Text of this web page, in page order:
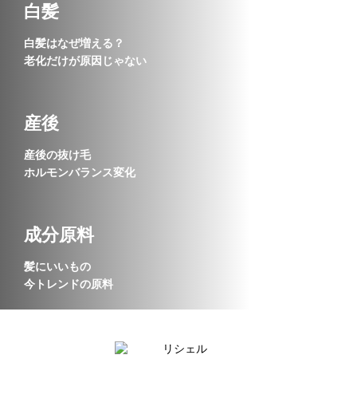
白髪
白髪はなぜ増える？
老化だけが原因じゃない
産後
産後の抜け毛
ホルモンバランス変化
成分原料
髪にいいもの
今トレンドの原料